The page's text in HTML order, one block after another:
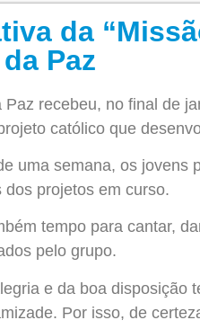
da
Paz
Paz recebeu, no final de
católico que
uma semana, os jovens
dos projetos em curso.
tempo para cantar,
pelo grupo.
e da boa disposição
Por isso, de